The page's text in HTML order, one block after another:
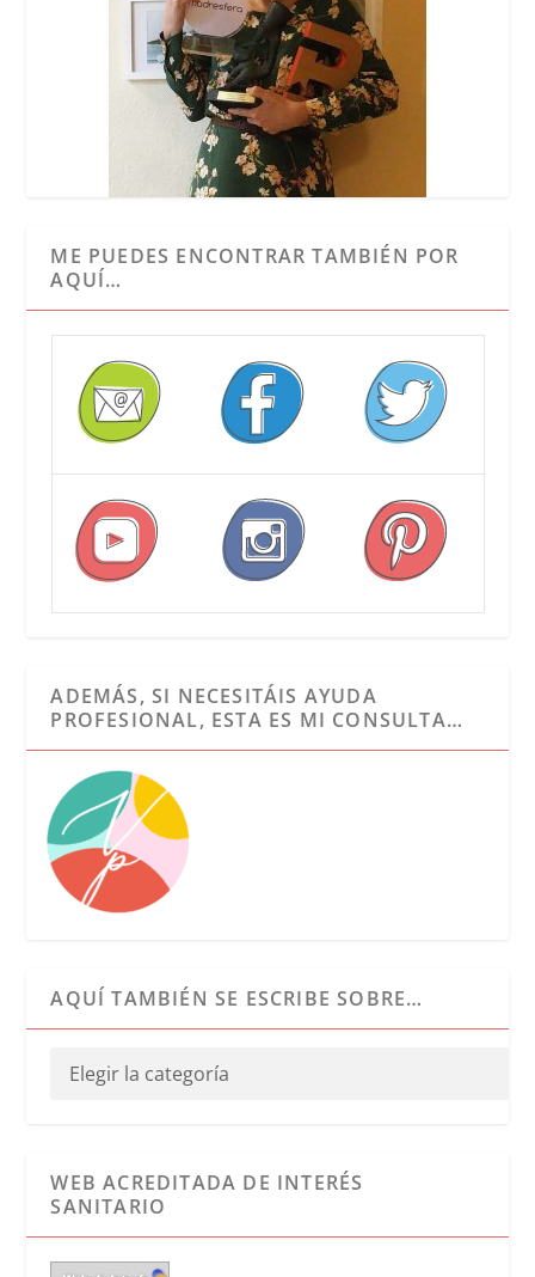
ME PUEDES ENCONTRAR TAMBIÉN POR
AQUÍ…
ADEMÁS, SI NECESITÁIS AYUDA
PROFESIONAL, ESTA ES MI CONSULTA…
AQUÍ TAMBIÉN SE ESCRIBE SOBRE…
WEB ACREDITADA DE INTERÉS
SANITARIO